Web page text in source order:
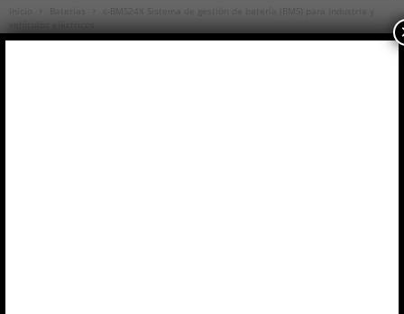
Baterías
c-BMS24X Sistema de gestión de batería (BMS) para industria y
vehículos eléctricos